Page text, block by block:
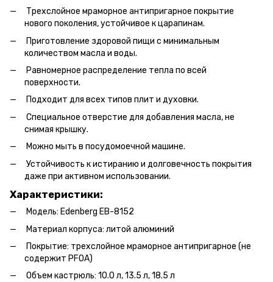
Трехслойное мраморное антипригарное покрытие
нового поколения, устойчивое к царапинам.
Приготовление здоровой пищи с минимальным
количеством масла и воды.
Равномерное распределение тепла по всей
поверхности.
Подходит для всех типов плит и духовки.
Специальное отверстие для добавления масла, не
снимая крышку.
Можно мыть в посудомоечной машине.
Устойчивость к истиранию и долговечность покрытия
даже при активном использовании.
Характеристики:
Модель: Edenberg EB-8152
Материал корпуса: литой алюминий
Покрытие: трехслойное мраморное антипригарное (не
содержит PFOA)
Объем кастрюль: 10.0 л, 13.5 л, 18.5 л